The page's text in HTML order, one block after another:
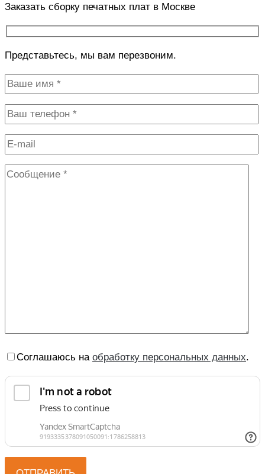
Заказать сборку печатных плат в Москве
Представьтесь, мы вам перезвоним.
Соглашаюсь на обработку персональных данных.